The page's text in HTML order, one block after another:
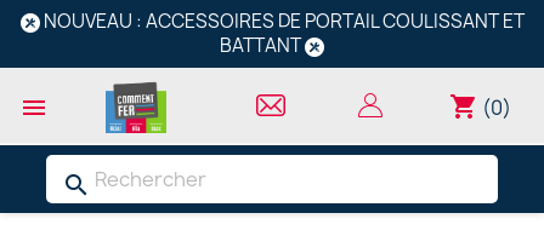
NOUVEAU : ACCESSOIRES DE PORTAIL COULISSANT ET
BATTANT
 shopping_cart (0)
search